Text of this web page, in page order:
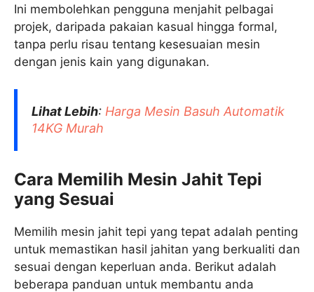
Ini membolehkan pengguna menjahit pelbagai
projek, daripada pakaian kasual hingga formal,
tanpa perlu risau tentang kesesuaian mesin
dengan jenis kain yang digunakan.
Lihat Lebih: Harga Mesin Basuh Automatik
14KG Murah
Cara Memilih Mesin Jahit Tepi
yang Sesuai
Memilih mesin jahit tepi yang tepat adalah penting
untuk memastikan hasil jahitan yang berkualiti dan
sesuai dengan keperluan anda. Berikut adalah
beberapa panduan untuk membantu anda